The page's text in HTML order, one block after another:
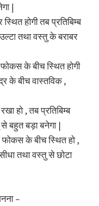
|
होगी तब प्रतिबिम्ब
तथा वस्तु के बराबर
के बीच स्थित होगी
के बीच वास्तविक ,
हो , तब प्रतिबिम्ब
बहुत बड़ा बनेगा |
के बीच स्थित हो ,
तथा वस्तु से छोटा
–